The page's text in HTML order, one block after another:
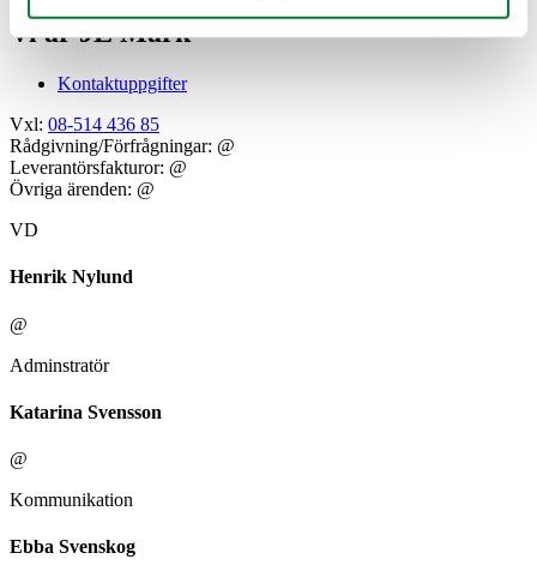
Vi är JE Mark
Kontaktuppgifter
Vxl: 08-514 436 85
Rådgivning/Förfrågningar: @
Leverantörsfakturor: @
Övriga ärenden: @
VD
Henrik Nylund
@
Adminstratör
Katarina Svensson
@
Kommunikation
Ebba Svenskog